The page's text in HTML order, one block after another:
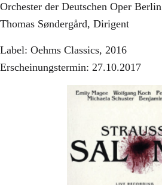
Orchester der Deutschen Oper Berlin
Thomas Søndergård, Dirigent
Label: Oehms Classics, 2016
Erscheinungstermin: 27.10.2017